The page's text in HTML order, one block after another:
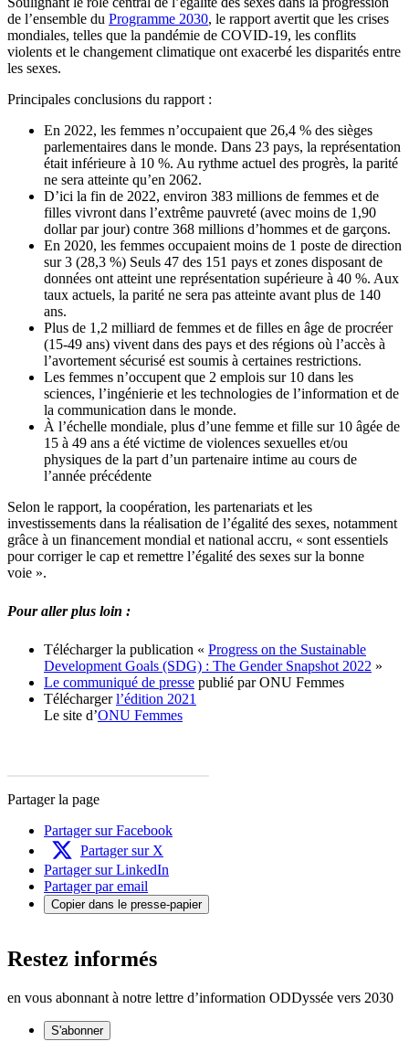
de l’ensemble du Programme 2030, le rapport avertit que les crises
mondiales, telles que la pandémie de COVID-19, les conflits
violents et le changement climatique ont exacerbé les disparités entre
les sexes.
Principales conclusions du rapport :
En 2022, les femmes n’occupaient que 26,4 % des sièges
parlementaires dans le monde. Dans 23 pays, la représentation
était inférieure à 10 %. Au rythme actuel des progrès, la parité
ne sera atteinte qu’en 2062.
D’ici la fin de 2022, environ 383 millions de femmes et de
filles vivront dans l’extrême pauvreté (avec moins de 1,90
dollar par jour) contre 368 millions d’hommes et de garçons.
En 2020, les femmes occupaient moins de 1 poste de direction
sur 3 (28,3 %) Seuls 47 des 151 pays et zones disposant de
données ont atteint une représentation supérieure à 40 %. Aux
taux actuels, la parité ne sera pas atteinte avant plus de 140
ans.
Plus de 1,2 milliard de femmes et de filles en âge de procréer
(15-49 ans) vivent dans des pays et des régions où l’accès à
l’avortement sécurisé est soumis à certaines restrictions.
Les femmes n’occupent que 2 emplois sur 10 dans les
sciences, l’ingénierie et les technologies de l’information et de
la communication dans le monde.
À l’échelle mondiale, plus d’une femme et fille sur 10 âgée de
15 à 49 ans a été victime de violences sexuelles et/ou
physiques de la part d’un partenaire intime au cours de
l’année précédente
Selon le rapport, la coopération, les partenariats et les
investissements dans la réalisation de l’égalité des sexes, notamment
grâce à un financement mondial et national accru, « sont essentiels
pour corriger le cap et remettre l’égalité des sexes sur la bonne
voie ».
Pour aller plus loin :
Télécharger la publication « Progress on the Sustainable
Development Goals (SDG) : The Gender Snapshot 2022 »
Le communiqué de presse publié par ONU Femmes
Téléchargerl’édition 2021
Le site d’ONU Femmes
Partager la page
Partager sur Facebook
Partager sur X
Partager sur LinkedIn
Partager par email
Copier dans le presse-papier
Restez informés
en vous abonnant à notre lettre d’information ODDyssée vers 2030
S'abonner